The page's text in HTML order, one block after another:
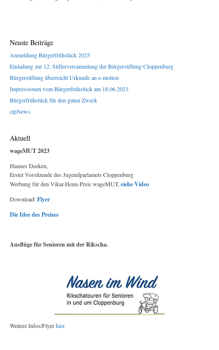
Neuste Beiträge
Anmeldung Bürgerfrühstück 2025
Einladung zur 12. Stifterversammlung der Bürgerstiftung Cloppenburg
Bürgerstiftung überreicht Urkunde an e-motion
Impressionen vom Bürgerfrühstück am 18.06.2023
Bürgerfrühstück für den guten Zweck
clpNews
Aktuell
wageMUT 2023
Hannes Deeken,
Erster Vorsitzende des Jugendparlamets Cloppenburg
Werbung für den Vikar-Henn-Preis wageMUT, siehe Video
Download:Flyer
Die Idee des Preises
Ausflüge für Senioren mit der Rikscha.
Weitere Infos/Flyerhier.